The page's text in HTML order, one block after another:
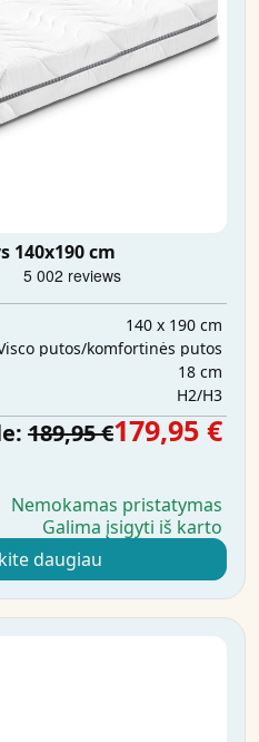
140x190 cm
140 x 190 cm
putos/komfortinės putos
18 cm
H2/H3
189,95 €179,95 €
Nemokamas pristatymas
Galima įsigyti iš karto
daugiau